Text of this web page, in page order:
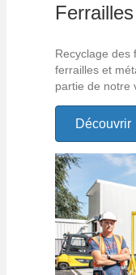
Recyclage des
ferrailles et
partie de notre
Découvrir